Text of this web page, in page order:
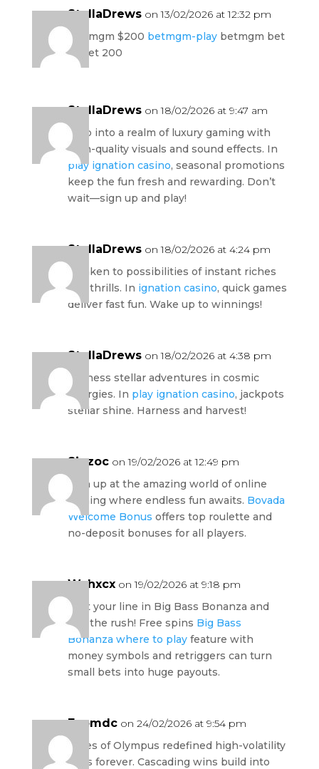
StellaDrews on 13/02/2026 at 12:32 pm
bet mgm $200 betmgm-playbetmgm bet
10 get 200
StellaDrews on 18/02/2026 at 9:47 am
Step into a realm of luxury gaming with
high-quality visuals and sound effects. In
play ignation casino, seasonal promotions
keep the fun fresh and rewarding. Don’t
wait—sign up and play!
StellaDrews on 18/02/2026 at 4:24 pm
Awaken to possibilities of instant riches
and thrills. In ignation casino, quick games
deliver fast fun. Wake up to winnings!
StellaDrews on 18/02/2026 at 4:38 pm
Harness stellar adventures in cosmic
energies. In play ignation casino, jackpots
stellar shine. Harness and harvest!
Sjuzoc on 19/02/2026 at 12:49 pm
Sign up at the amazing world of online
gaming where endless fun awaits. Bovada
Welcome Bonus offers top roulette and
no-deposit bonuses for all players.
Wchxcx on 19/02/2026 at 9:18 pm
Cast your line in Big Bass Bonanza and
feel the rush! Free spins Big Bass
Bonanza where to playfeature with
money symbols and retriggers can turn
small bets into huge payouts.
Faomdc on 24/02/2026 at 9:54 pm
Gates of Olympus redefined high-volatility
slots forever. Cascading wins build into